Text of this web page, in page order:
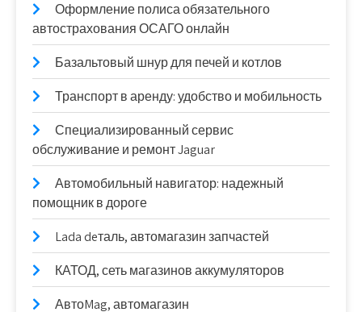
Оформление полиса обязательного
автострахования ОСАГО онлайн
Базальтовый шнур для печей и котлов
Транспорт в аренду: удобство и мобильность
Специализированный сервис
обслуживание и ремонт Jaguar
Автомобильный навигатор: надежный
помощник в дороге
Lada deталь, автомагазин запчастей
КАТОД, сеть магазинов аккумуляторов
АвтоMag, автомагазин